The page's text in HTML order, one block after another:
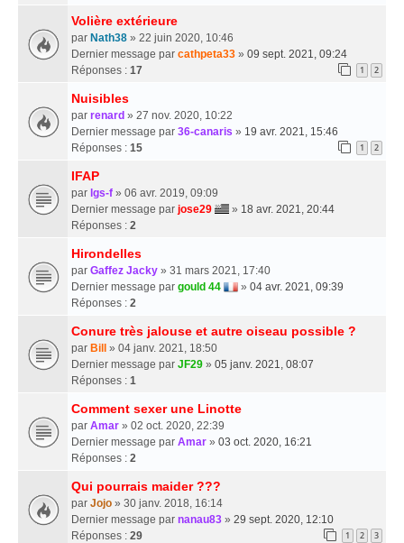
Volière extérieure
par Nath38 » 22 juin 2020, 10:46
Dernier message par cathpeta33 » 09 sept. 2021, 09:24
Réponses : 17 1 2
Nuisibles
par renard » 27 nov. 2020, 10:22
Dernier message par 36-canaris » 19 avr. 2021, 15:46
Réponses : 15 1 2
IFAP
par lgs-f » 06 avr. 2019, 09:09
Dernier message par jose29 » 18 avr. 2021, 20:44
Réponses : 2
Hirondelles
par Gaffez Jacky » 31 mars 2021, 17:40
Dernier message par gould 44 » 04 avr. 2021, 09:39
Réponses : 2
Conure très jalouse et autre oiseau possible ?
par Bill » 04 janv. 2021, 18:50
Dernier message par JF29 » 05 janv. 2021, 08:07
Réponses : 1
Comment sexer une Linotte
par Amar » 02 oct. 2020, 22:39
Dernier message par Amar » 03 oct. 2020, 16:21
Réponses : 2
Qui pourrais maider ???
par Jojo » 30 janv. 2018, 16:14
Dernier message par nanau83 » 29 sept. 2020, 12:10
Réponses : 29 1 2 3